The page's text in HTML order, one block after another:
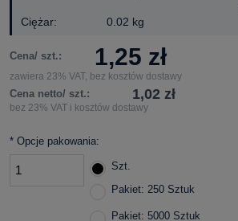
Cena nie zawiera ewentualnych kosztów
Ciężar: 0.02 kg
Cena/ szt.: 1,25 zł
zawiera 23% VAT, bez kosztów dostawy
Cena netto/ szt.: 1,02 zł
bez 23% VAT i kosztów dostawy
* Opcje pakowania:
Szt.
Pakiet: 250 Sztuk
Pakiet: 5000 Sztuk